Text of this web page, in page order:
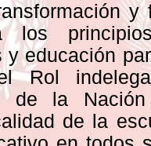
y
y educación
Rol
de la
de la